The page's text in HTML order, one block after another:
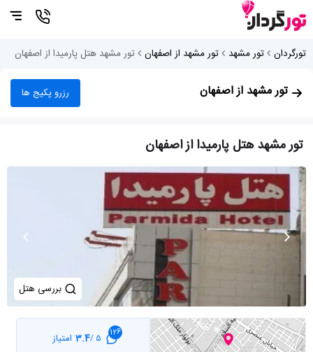
تورگردان تور مشهد تور مشهد از اصفهان تور مشهد هتل پارمیدا از اصفهان
تور مشهد از اصفهان رزرو پکیج ها
تور مشهد هتل پارمیدا از اصفهان
بررسی هتل
126
5 /
3.4 امتیاز